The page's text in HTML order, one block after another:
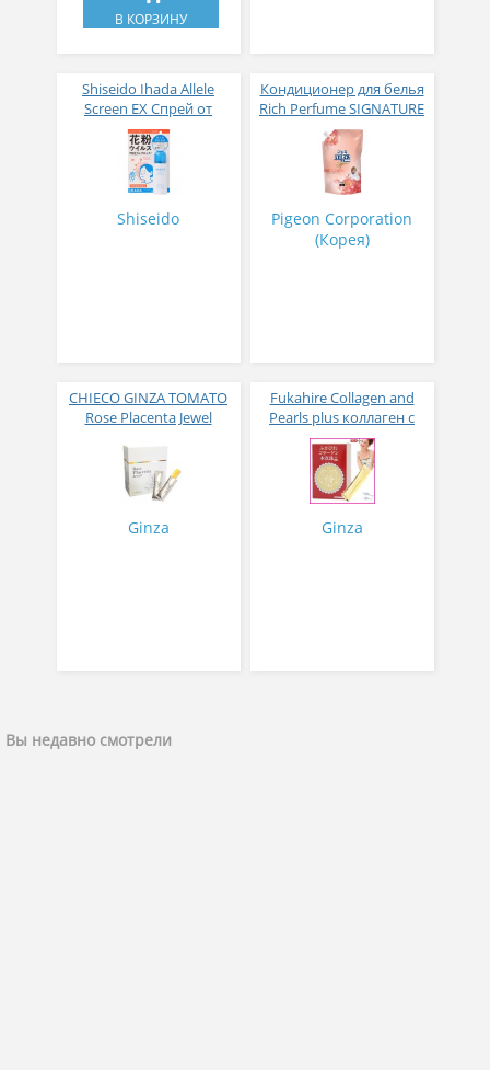
В КОРЗИНУ
Shiseido Ihada Allele
Screen EX Спрей от
вирусов и аллергий 50
гр
Shiseido
Кондиционер для белья
Rich Perfume SIGNATURE
парфюмированный
супер-концентрат с
ароматом Фиеста 1,6 л
Pigeon Corporation
(Корея)
CHIECO GINZA TOMATO
Rose Placenta Jewel
в желе № 30
Ginza
Fukahire Collagen and
Pearls plus коллаген с
жемчужным порошком
№ 30
Ginza
Вы недавно смотрели